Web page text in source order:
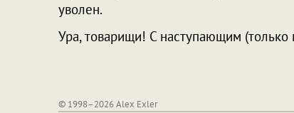
уволен.
Ура, товарищи! С наступающим (только
© 1998–2026 Alex Exler